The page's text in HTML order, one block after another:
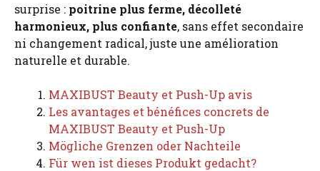
surprise : poitrine plus ferme, décolleté
harmonieux, plus confiante, sans effet secondaire
ni changement radical, juste une amélioration
naturelle et durable.
MAXIBUST Beauty et Push-Up avis
Les avantages et bénéfices concrets de
MAXIBUST Beauty et Push-Up
Mögliche Grenzen oder Nachteile
Für wen ist dieses Produkt gedacht?